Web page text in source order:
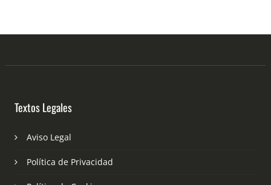
Textos Legales
Aviso Legal
Política de Privacidad